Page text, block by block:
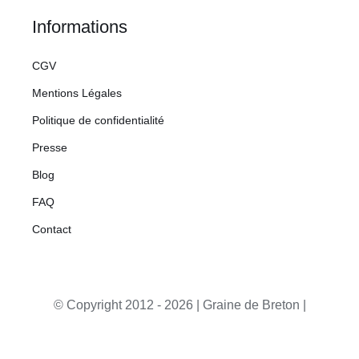
Informations
CGV
Mentions Légales
Politique de confidentialité
Presse
Blog
FAQ
Contact
© Copyright 2012 - 2026 | Graine de Breton |